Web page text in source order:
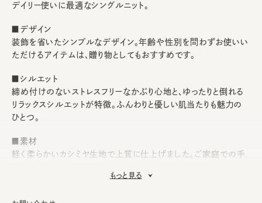
デイリー使いに最適なシングルニット。
■デザイン
装飾を省いたシンプルなデザイン。年齢や性別を問わずお使いい
ただけるアイテムは、贈り物としてもおすすめです。
■シルエット
締め付けのないストレスフリーなかぶり心地と、ゆったりと倒れる
リラックスシルエットが特徴。ふんわりと優しい肌当たりも魅力の
ひとつ。
■素材
軽く柔らかいカシミヤ生地で上質に仕上げました。ご家庭での手
もっと見る